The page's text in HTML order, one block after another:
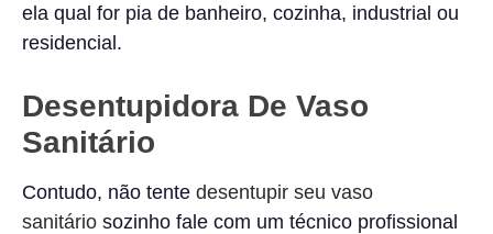
ela qual for pia de banheiro, cozinha, industrial ou
residencial.
Desentupidora De Vaso
Sanitário
Contudo, não tente desentupir seu vaso
sanitário sozinho fale com um técnico profissional